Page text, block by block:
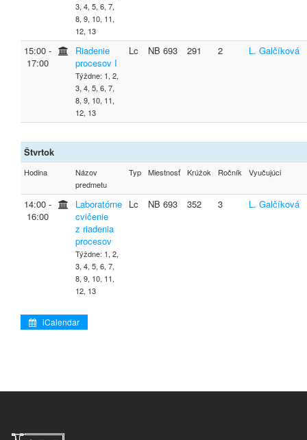
3, 4, 5, 6, 7,
8, 9, 10, 11,
12, 13
15:00 ‐
17:00
Riadenie
procesov I
Týždne: 1, 2,
3, 4, 5, 6, 7,
8, 9, 10, 11,
12, 13
Lc NB 693 291 2 L. Galčíková
Štvrtok
Hodina
Názov
predmetu
Typ Miestnosť Krúžok Ročník Vyučujúci
14:00 ‐
16:00
Laboratórne
cvičenie
z riadenia
procesov
Týždne: 1, 2,
3, 4, 5, 6, 7,
8, 9, 10, 11,
12, 13
Lc NB 693 352 3 L. Galčíková
iCalendar